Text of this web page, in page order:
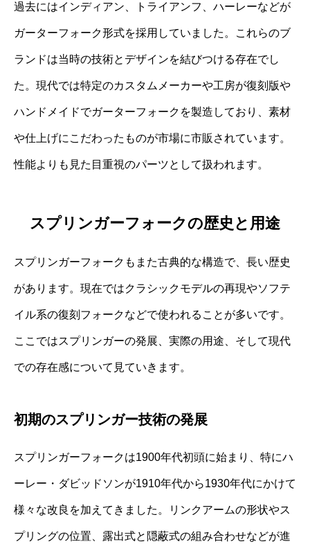
過去にはインディアン、トライアンフ、ハーレーなどが
ガーターフォーク形式を採用していました。これらのブ
ランドは当時の技術とデザインを結びつける存在でし
た。現代では特定のカスタムメーカーや工房が復刻版や
ハンドメイドでガーターフォークを製造しており、素材
や仕上げにこだわったものが市場に市販されています。
性能よりも見た目重視のパーツとして扱われます。
スプリンガーフォークの歴史と用途
スプリンガーフォークもまた古典的な構造で、長い歴史
があります。現在ではクラシックモデルの再現やソフテ
イル系の復刻フォークなどで使われることが多いです。
ここではスプリンガーの発展、実際の用途、そして現代
での存在感について見ていきます。
初期のスプリンガー技術の発展
スプリンガーフォークは1900年代初頭に始まり、特にハ
ーレー・ダビッドソンが1910年代から1930年代にかけて
様々な改良を加えてきました。リンクアームの形状やス
プリングの位置、露出式と隠蔽式の組み合わせなどが進